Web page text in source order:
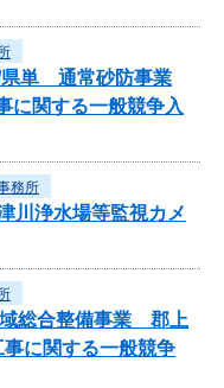
/県単 通常砂防事業
に関する一般競争入
務所
川浄水場等監視カメ
域総合整備事業 郡上
に関する一般競争